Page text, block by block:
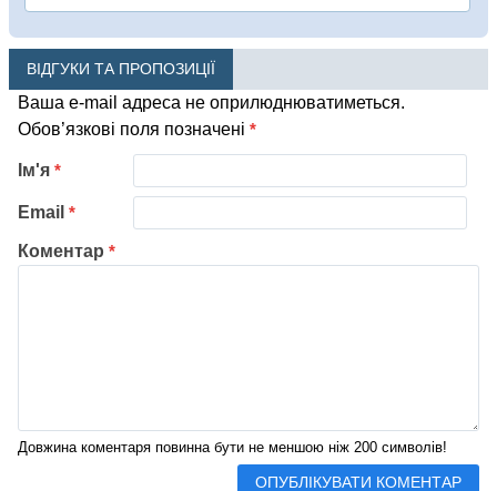
ВІДГУКИ ТА ПРОПОЗИЦІЇ
Ваша e-mail адреса не оприлюднюватиметься.
Обов’язкові поля позначені *
Коментар *
Довжина коментаря повинна бути не меншою ніж 200 символів!
Ім'я *
Email *